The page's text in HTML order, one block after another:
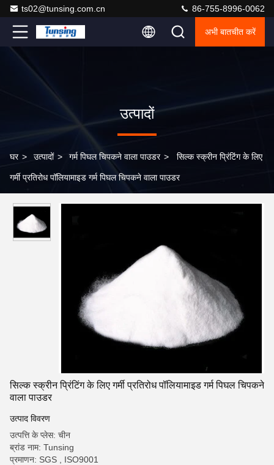
ts02@tunsing.com.cn 86-755-8996-0062
अभी बातचीत करें
उत्पादों
घर > उत्पादों > गर्म पिघल चिपकने वाला पाउडर > सिल्क स्क्रीन प्रिंटिंग के लिए
गर्मी प्रतिरोध पॉलियामाइड गर्म पिघल चिपकने वाला पाउडर
सिल्क स्क्रीन प्रिंटिंग के लिए गर्मी प्रतिरोध पॉलियामाइड गर्म पिघल चिपकने
वाला पाउडर
उत्पाद विवरण
उत्पत्ति के प्लेस: चीन
ब्रांड नाम: Tunsing
प्रमाणन: SGS , ISO9001